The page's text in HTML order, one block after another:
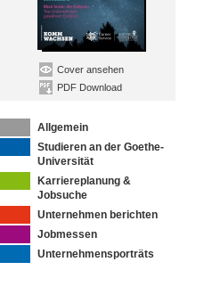
Cover ansehen
PDF Download
Allgemein
Studieren an der Goethe-
Universität
Karriereplanung &
Jobsuche
Unternehmen berichten
Jobmessen
Unternehmensporträts